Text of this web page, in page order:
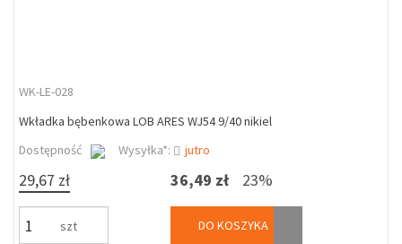
WK-LE-028
Wkładka bębenkowa LOB ARES WJ54 9/40 nikiel
Dostępność
Wysyłka*: jutro
29,67 zł
szt
36,49 zł 23%
DO KOSZYKA